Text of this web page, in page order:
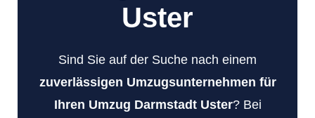
Uster
Sind Sie auf der Suche nach einem
zuverlässigen Umzugsunternehmen für
Ihren Umzug Darmstadt Uster? Bei